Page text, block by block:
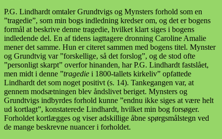
P.G. Lindhardt omtaler Grundtvigs og Mynsters forhold som en
”tragedie”, som min bogs indledning kredser om, og det er bogens
formål at beskrive denne tragedie, hvilket klart siges i bogens
indledende del. En af tidens iagttagere dronning Caroline Amalie
mener det samme. Hun er citeret sammen med bogens titel. Mynster
og Grundtvig var ”forskellige, så det forslog”, og de stod ofte
”personligt skarpt” overfor hinanden, har P.G. Lindhardt fastslået,
men midt i denne ”tragedie i 1800-tallets kirkeliv” opfattede
Lindhardt det som noget positivt (s. 14). Tankegangen var, at
gennem modsætningen blev åndslivet beriget. Mynsters og
Grundtvigs indbyrdes forhold kunne ”endnu ikke siges at være helt
ud kortlagt”, konstaterede Lindhardt, hvilket min bog forsøger.
Forholdet kortlægges og viser adskillige åbne spørgsmålstegn ved
de mange beskrevne nuancer i forholdet.